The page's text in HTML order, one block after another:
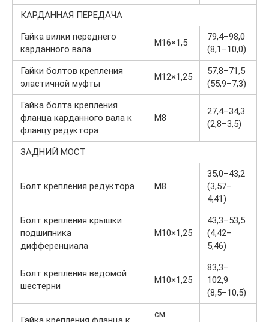
КАРДАННАЯ ПЕРЕДАЧА
Гайка вилки переднего
карданного вала
М16×1,5
79,4–98,0
(8,1–10,0)
Гайки болтов крепления
эластичной муфты
М12×1,25
57,8–71,5
(55,9–7,3)
Гайка болта крепления
фланца карданного вала к
фланцу редуктора
М8
27,4–34,3
(2,8–3,5)
ЗАДНИЙ МОСТ
Болт крепления редуктора М8
35,0–43,2
(3,57–
4,41)
Болт крепления крышки
подшипника
дифференциала
М10×1,25
43,3–53,5
(4,42–
5,46)
Болт крепления ведомой
шестерни
М10×1,25
83,3–
102,9
(8,5–10,5)
см.